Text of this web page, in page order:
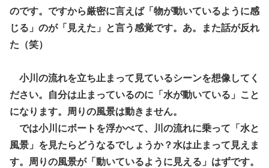
のです。ですから厳密に言えば「物が動いているように感
じる」のが「見えた」と言う感覚です。あ。また話が反れ
た（笑）
小川の流れを立ち止まって見ているシーンを想像してく
ださい。自分は止まっているのに「水が動いている」こと
になります。周りの風景は動きません。
では小川にボートを浮かべて、川の流れに乗って「水と
風景」を見たらどうなるでしょうか？水は止まって見えま
す。周りの風景が「動いているように見える」はずです。